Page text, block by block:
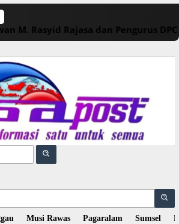
M. Rasyid Rajasa dan Pengurus
Musi Rawas Pagaralam Sumsel